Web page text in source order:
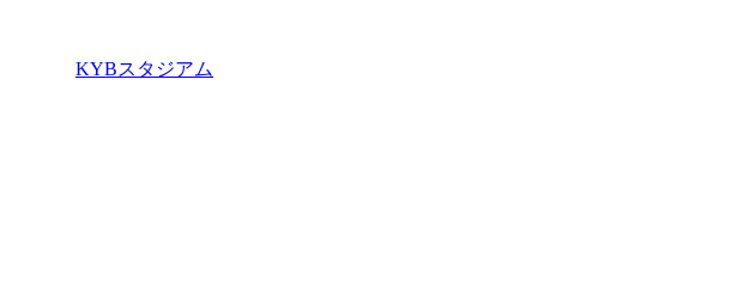
KYBスタジアム